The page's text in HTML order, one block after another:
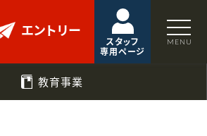
エントリー
スタッフ
専用ページ
教育事業